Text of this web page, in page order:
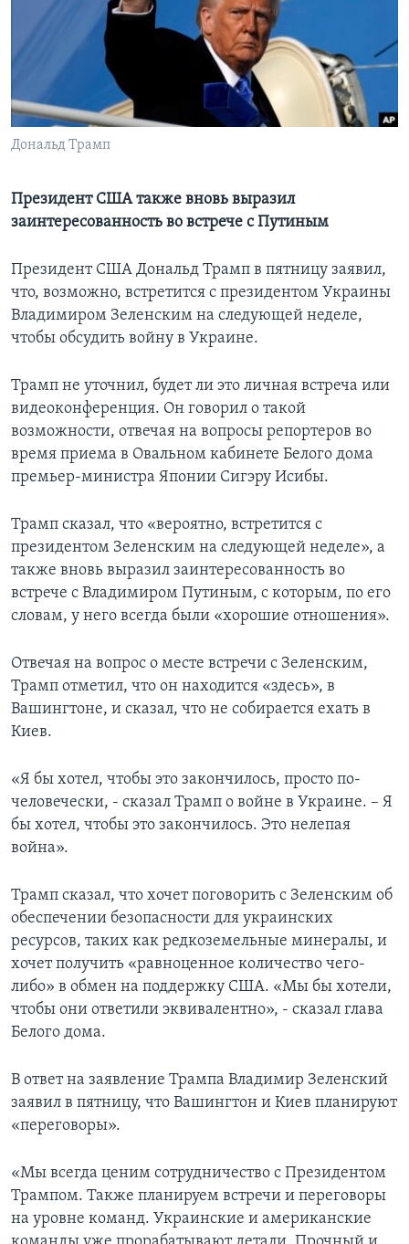
Learning English
СОЦИАЛЬНЫЕ СЕТИ
Дональд Трамп
Президент США также вновь выразил
заинтересованность во встрече с Путиным
Президент США Дональд Трамп в пятницу заявил,
что, возможно, встретится с президентом Украины
Владимиром Зеленским на следующей неделе,
чтобы обсудить войну в Украине.
Трамп не уточнил, будет ли это личная встреча или
видеоконференция. Он говорил о такой
возможности, отвечая на вопросы репортеров во
время приема в Овальном кабинете Белого дома
премьер-министра Японии Сигэру Исибы.
Трамп сказал, что «вероятно, встретится с
президентом Зеленским на следующей неделе», а
также вновь выразил заинтересованность во
встрече с Владимиром Путиным, с которым, по его
словам, у него всегда были «хорошие отношения».
Отвечая на вопрос о месте встречи с Зеленским,
Трамп отметил, что он находится «здесь», в
Вашингтоне, и сказал, что не собирается ехать в
Киев.
«Я бы хотел, чтобы это закончилось, просто по-
человечески, - сказал Трамп о войне в Украине. – Я
бы хотел, чтобы это закончилось. Это нелепая
война».
Трамп сказал, что хочет поговорить с Зеленским об
обеспечении безопасности для украинских
ресурсов, таких как редкоземельные минералы, и
хочет получить «равноценное количество чего-
либо» в обмен на поддержку США. «Мы бы хотели,
чтобы они ответили эквивалентно», - сказал глава
Белого дома.
В ответ на заявление Трампа Владимир Зеленский
заявил в пятницу, что Вашингтон и Киев планируют
«переговоры».
«Мы всегда ценим сотрудничество с Президентом
Трампом. Также планируем встречи и переговоры
на уровне команд. Украинские и американские